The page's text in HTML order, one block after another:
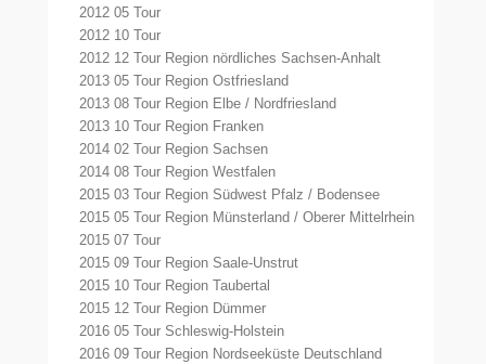
2012 05 Tour
2012 10 Tour
2012 12 Tour Region nördliches Sachsen-Anhalt
2013 05 Tour Region Ostfriesland
2013 08 Tour Region Elbe / Nordfriesland
2013 10 Tour Region Franken
2014 02 Tour Region Sachsen
2014 08 Tour Region Westfalen
2015 03 Tour Region Südwest Pfalz / Bodensee
2015 05 Tour Region Münsterland / Oberer Mittelrhein
2015 07 Tour
2015 09 Tour Region Saale-Unstrut
2015 10 Tour Region Taubertal
2015 12 Tour Region Dümmer
2016 05 Tour Schleswig-Holstein
2016 09 Tour Region Nordseeküste Deutschland